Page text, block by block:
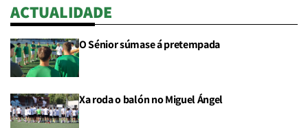
ACTUALIDADE
O Sénior súmase á pretempada
Xa roda o balón no Miguel Ángel